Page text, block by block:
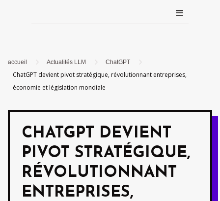
accueil 5 Actualités LLM 5 ChatGPT 5
ChatGPT devient pivot stratégique, révolutionnant entreprises,
économie et législation mondiale
CHATGPT DEVIENT
PIVOT STRATÉGIQUE,
RÉVOLUTIONNANT
ENTREPRISES,